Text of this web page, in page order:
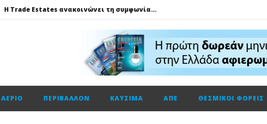
Η Trade Estates ανακοινώνει τη συμφωνία για την απόκτηση ποσοστού 50% στο Sofia South Ring Mall
Πώς το LG AI Fresh και το LG DUALCOOL AI βοηθούν να επικεντρωνόμαστε στη φιλοξενία των καλεσμένων μας
ΔΕΗ – Vodafone: Στα 130 εκατ. ευρώ το τίμημα για την κοινή εταιρεία οπτικών ινών
ΠΕΡΙΒΆΛΛΟΝ ΚΑΎΣΙΜΑ ΑΠΕ ΘΕΣΜΙΚΟΊ ΦΟΡΕΊΣ